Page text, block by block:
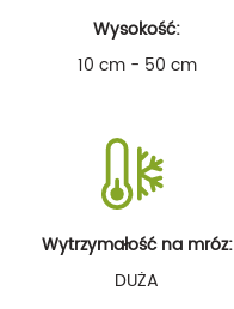
Wysokość:
10 cm - 50 cm
Wytrzymałość na mróz:
DUŻA